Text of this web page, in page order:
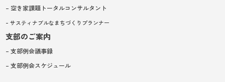
– 空き家課題トータルコンサルタント
– サスティナブルなまちづくりプランナー
支部のご案内
– 支部例会議事録
– 支部例会スケジュール